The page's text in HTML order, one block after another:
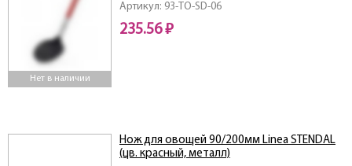
Нет в наличии
Артикул: 93-TO-SD-06
235.56 ₽
Нож для овощей 90/200мм Linea STENDAL
(цв. красный, металл)